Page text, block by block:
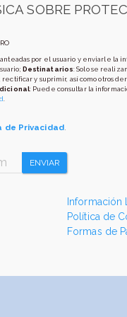
SOBRE
por el usuario y enviarle la
Destinatarios: Solo se
rectificar y suprimir, así como otros
: Puede consultar la
.
de Privacidad.
ENVIAR
Información
Política de
Formas de